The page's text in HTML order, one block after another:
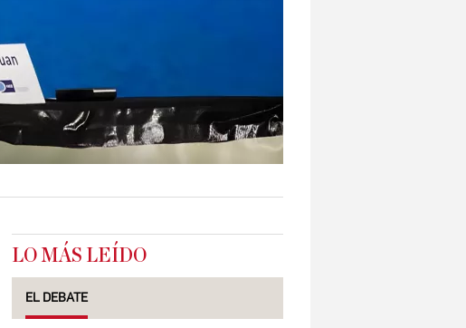
LO MÁS LEÍDO
EL DEBATE